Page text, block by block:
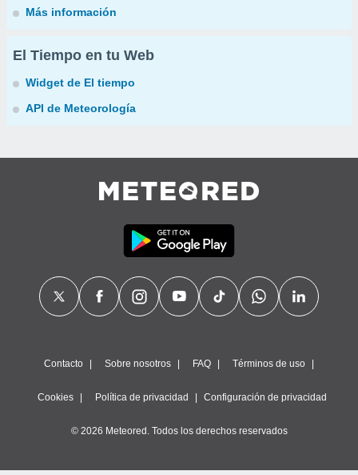
Más información
El Tiempo en tu Web
Widget de El tiempo
API de Meteorología
Contacto Sobre nosotros FAQ Términos de uso
Cookies Política de privacidad Configuración de privacidad
© 2026 Meteored. Todos los derechos reservados